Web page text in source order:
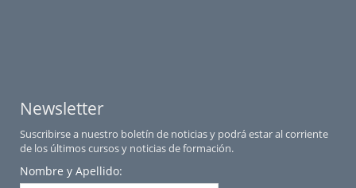
Newsletter
Suscribirse a nuestro boletín de noticias y podrá estar al corriente
de los últimos cursos y noticias de formación.
Nombre y Apellido: